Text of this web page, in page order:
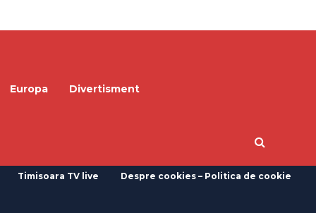
Europa Divertisment
Timisoara TV live Despre cookies – Politica de cookie